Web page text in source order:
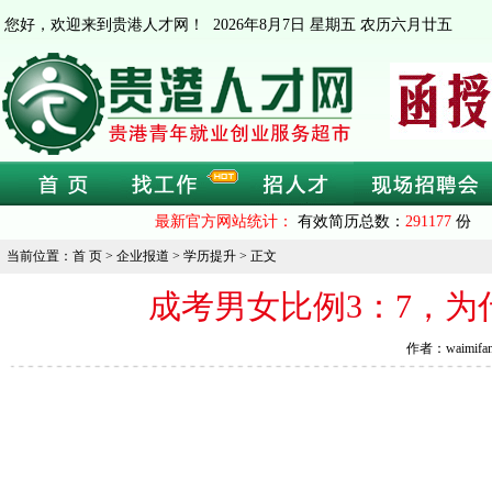
您好，欢迎来到贵港人才网！ 2026年8月7日 星期五 农历六月廿五
最新官方网站统计： 有效简历总数： 291177 份
当前位置：首 页 > 企业报道 > 学历提升 > 正文
成考男女比例3：7，
作者：